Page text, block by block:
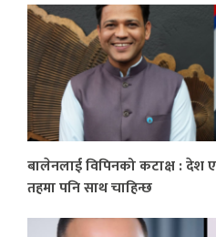
बालेनलाई विपिनको कटाक्ष : देश
तहमा पनि साथ चाहिन्छ